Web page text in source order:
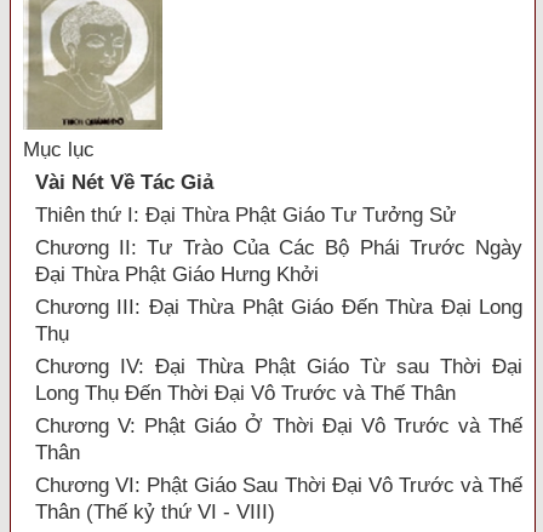
Mục lục
Vài Nét Về Tác Giả
Thiên thứ I: Đại Thừa Phật Giáo Tư Tưởng Sử
Chương II: Tư Trào Của Các Bộ Phái Trước Ngày
Đại Thừa Phật Giáo Hưng Khởi
Chương III: Đại Thừa Phật Giáo Đến Thừa Đại Long
Thụ
Chương IV: Đại Thừa Phật Giáo Từ sau Thời Đại
Long Thụ Đến Thời Đại Vô Trước và Thế Thân
Chương V: Phật Giáo Ở Thời Đại Vô Trước và Thế
Thân
Chương VI: Phật Giáo Sau Thời Đại Vô Trước và Thế
Thân (Thế kỷ thứ VI - VIII)